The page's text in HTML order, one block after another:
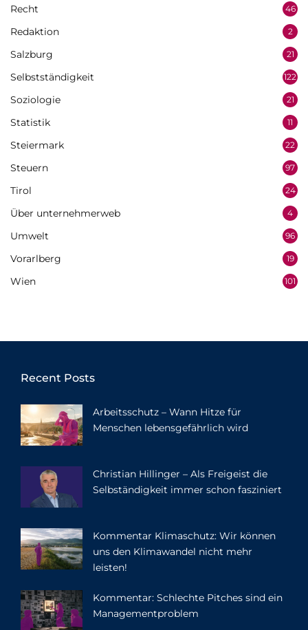
Recht 46
Redaktion 2
Salzburg 21
Selbstständigkeit 122
Soziologie 21
Statistik 11
Steiermark 22
Steuern 97
Tirol 24
Über unternehmerweb 4
Umwelt 96
Vorarlberg 19
Wien 101
Recent Posts
Arbeitsschutz – Wann Hitze für
Menschen lebensgefährlich wird
Christian Hillinger – Als Freigeist die
Selbständigkeit immer schon fasziniert
Kommentar Klimaschutz: Wir können
uns den Klimawandel nicht mehr
leisten!
Kommentar: Schlechte Pitches sind ein
Managementproblem